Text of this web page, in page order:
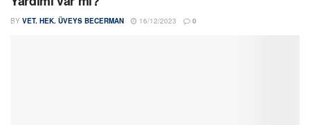
BY VET. HEK. ÜVEYS BECERMAN 16/12/2023 0